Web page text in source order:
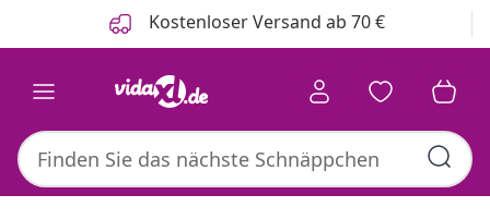
Kostenloser Versand ab 70 €